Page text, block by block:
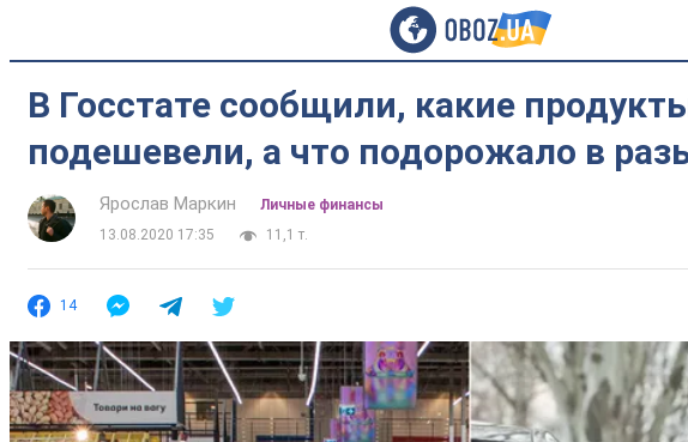
В Госстате сообщили, какие
подешевели, а что подорожало в
Ярослав Маркин
Личные финансы
13.08.2020 17:35
11,1 т.
14